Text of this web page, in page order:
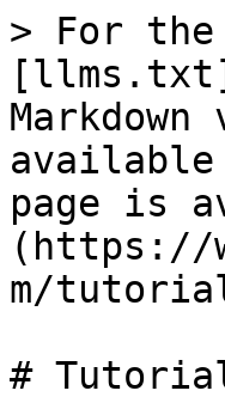
> For the
available
page is
(https://
m/
#